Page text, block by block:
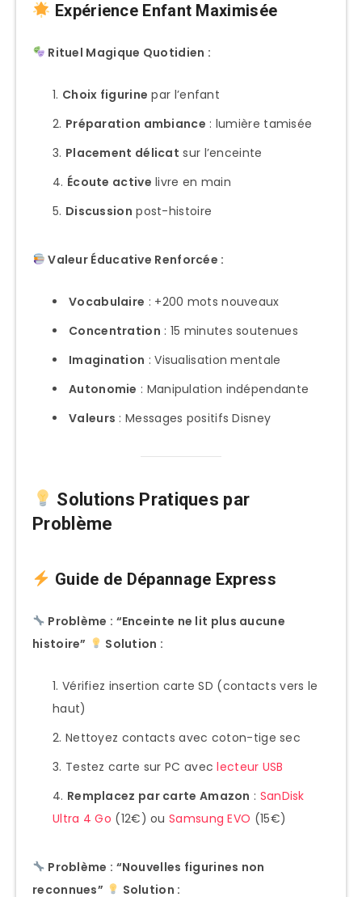
Expérience Enfant Maximisée
Rituel Magique Quotidien :
Choix figurine par l’enfant
Préparation ambiance : lumière tamisée
Placement délicat sur l’enceinte
Écoute active livre en main
Discussion post-histoire
Valeur Éducative Renforcée :
Vocabulaire : +200 mots nouveaux
Concentration : 15 minutes soutenues
Imagination : Visualisation mentale
Autonomie : Manipulation indépendante
Valeurs : Messages positifs Disney
Solutions Pratiques par
Problème
Guide de Dépannage Express
Problème : “Enceinte ne lit plus aucune
histoire”
Solution :
Vérifiez insertion carte SD (contacts vers le
haut)
Nettoyez contacts avec coton-tige sec
Testez carte sur PC aveclecteur USB
Remplacez par carte Amazon : SanDisk
Ultra 4 Go (12€) ou Samsung EVO (15€)
Problème : “Nouvelles figurines non
reconnues”
Solution :